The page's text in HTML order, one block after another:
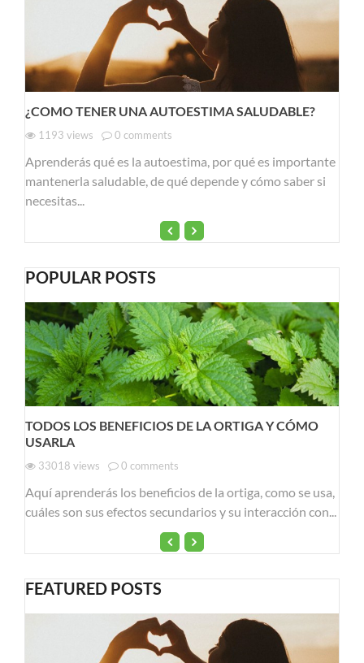
¿COMO TENER UNA AUTOESTIMA SALUDABLE?
1193 views 0 comments
Aprenderás qué es la autoestima, por qué es importante
mantenerla saludable, de qué depende y cómo saber si
necesitas...
POPULAR POSTS
TODOS LOS BENEFICIOS DE LA ORTIGA Y CÓMO
USARLA
33018 views 0 comments
Aquí aprenderás los beneficios de la ortiga, como se usa,
cuáles son sus efectos secundarios y su interacción con...
FEATURED POSTS